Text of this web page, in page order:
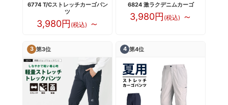
6774 T/Cストレッチカーゴパン
ツ
3,980円 (税込) ～
6824 激ラクデニムカーゴ
3,980円 (税込) ～
3 第3位 4 第4位